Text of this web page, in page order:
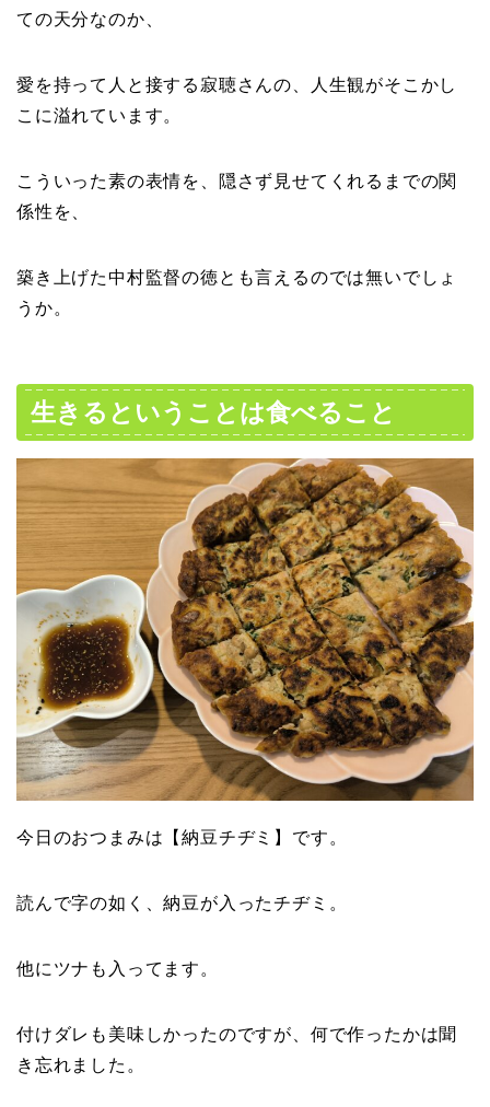
ての天分なのか、
愛を持って人と接する寂聴さんの、人生観がそこかし
こに溢れています。
こういった素の表情を、隠さず見せてくれるまでの関
係性を、
築き上げた中村監督の徳とも言えるのでは無いでしょ
うか。
生きるということは食べること
今日のおつまみは【納豆チヂミ】です。
読んで字の如く、納豆が入ったチヂミ。
他にツナも入ってます。
付けダレも美味しかったのですが、何で作ったかは聞
き忘れました。